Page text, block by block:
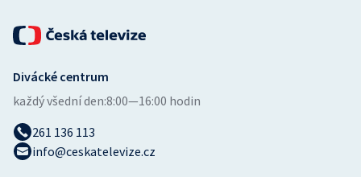
Divácké centrum
každý všední den:8:00—16:00 hodin
261 136 113
info@ceskatelevize.cz